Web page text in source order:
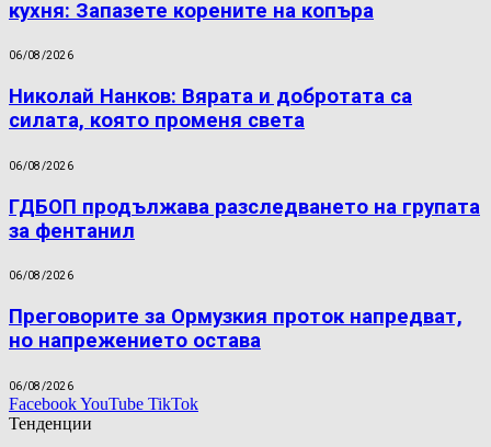
кухня: Запазете корените на копъра
06/08/2026
Николай Нанков: Вярата и добротата са
силата, която променя света
06/08/2026
ГДБОП продължава разследването на групата
за фентанил
06/08/2026
Преговорите за Ормузкия проток напредват,
но напрежението остава
06/08/2026
FacebookYouTube TikTok
Тенденции